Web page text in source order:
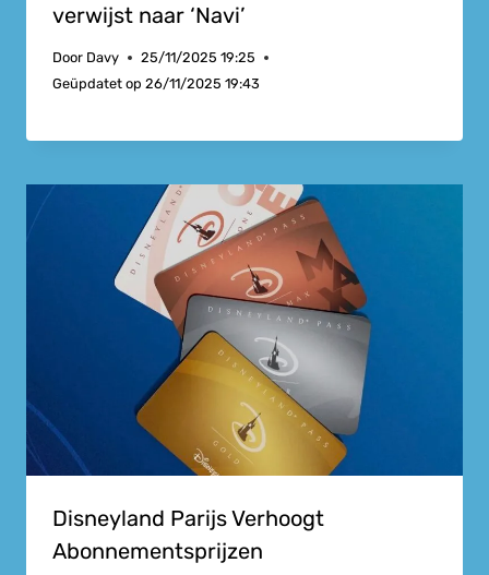
verwijst naar ‘Navi’
Door Davy
25/11/2025 19:25
Geüpdatet op 26/11/2025 19:43
Disneyland Parijs Verhoogt
Abonnementsprijzen